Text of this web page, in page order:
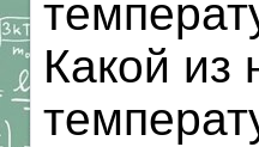
Какой из